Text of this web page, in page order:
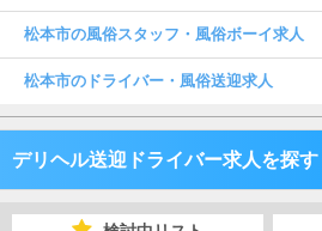
松本市の風俗スタッフ・風俗ボーイ求人
松本市のドライバー・風俗送迎求人
デリヘル送迎ドライバー求人を探す
新潟県